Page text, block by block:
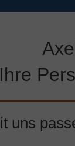
Ihre
uns